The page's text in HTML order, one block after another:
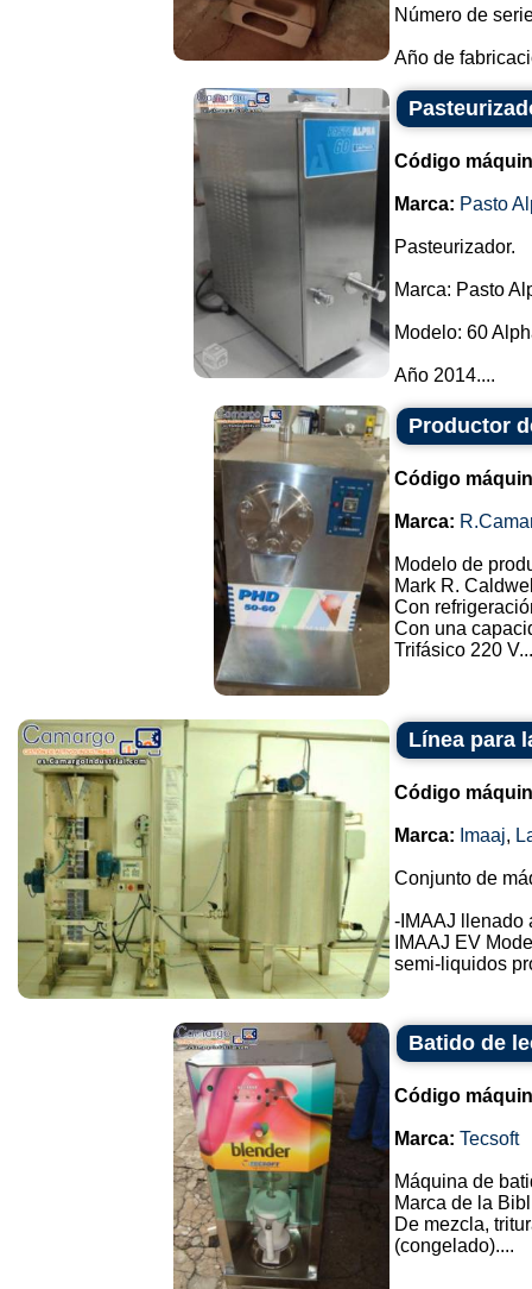
Número de
Año de
Código
Marca: Pasto
Pasteurizador.
Marca: Pasto
Modelo: 60
Año 2014....
Productor
Código
Marca:
Modelo de
Mark R.
Con
Con una
Trifásico 220 V...
Línea para
Código
Marca: Imaaj,
Conjunto de
-IMAAJ llenado
IMAAJ EV
semi-liquidos
Batido de
Código
Marca: Tecsoft
Máquina de
Marca de la
De mezcla,
(congelado)....